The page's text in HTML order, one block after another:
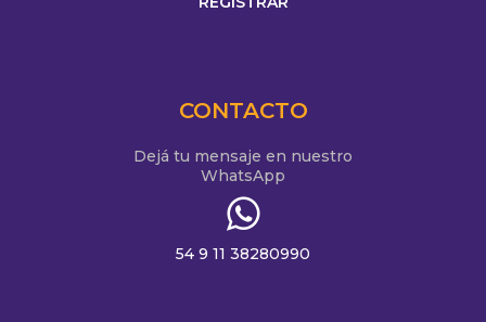
CONTACTO
Dejá tu mensaje en nuestro
WhatsApp
54 9 11 38280990